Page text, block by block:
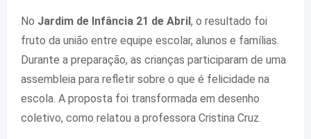
No Jardim de Infância 21 de Abril, o resultado foi
fruto da união entre equipe escolar, alunos e famílias.
Durante a preparação, as crianças participaram de uma
assembleia para refletir sobre o que é felicidade na
escola. A proposta foi transformada em desenho
coletivo, como relatou a professora Cristina Cruz.